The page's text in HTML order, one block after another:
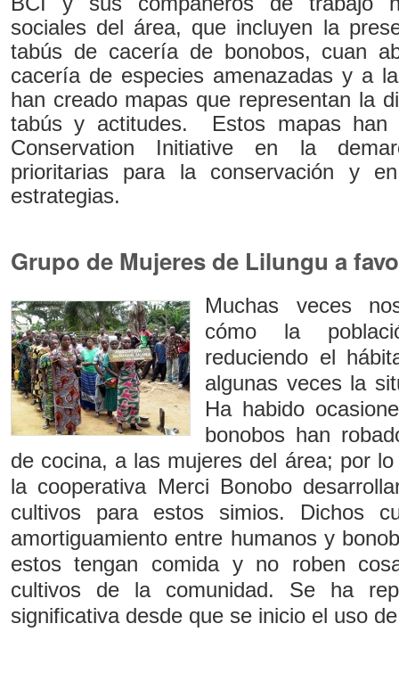
sociales del área, que incluyen la
tabús de cacería de bonobos, cuan
cacería de especies amenazadas y a
han creado mapas que representan la
tabús y actitudes. Estos mapas han
Conservation Initiative en la
prioritarias para la conservación y
estrategias.
Grupo de Mujeres de Lilungu a
Muchas veces
cómo la
reduciendo el
algunas veces la
Ha habido
bonobos han
de cocina, a las mujeres del área; por
la cooperativa Merci Bonobo
cultivos para estos simios. Dichos
amortiguamiento entre humanos y
estos tengan comida y no roben
cultivos de la comunidad. Se ha
significativa desde que se inicio el uso